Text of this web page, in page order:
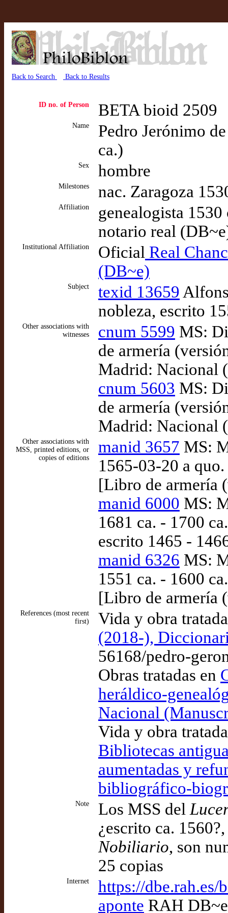
Back to Search Back to Results
ID no. of Person BETA bioid 2509
Name
Pedro Jerónimo
ca.)
Sex hombre
Milestones nac. Zaragoza
Affiliation
genealogista
notario real
Institutional Affiliation Oficial Real
(DB~e)
Subject texid 13659
nobleza, escrito
Other associations with
witnesses
cnum 5599 MS:
de armería
Madrid: Nacional
cnum 5603 MS:
de armería
Madrid: Nacional
Other associations with
MSS, printed editions, or
copies of editions
manid 3657 MS:
1565-03-20 a
[Libro de armería
manid 6000 MS:
1681 ca. - 1700
escrito 1465 -
manid 6326 MS:
1551 ca. - 1600
[Libro de armería
References (most recent
first)
Vida y obra
(2018-),
56168/pedro-
Obras tratadas en
heráldico-
Nacional
Vida y obra
Bibliotecas
aumentadas y
bibliográfico-
Note Los MSS del
¿escrito ca.
Nobiliario, son
25 copias
Internet
https://
aponte RAH